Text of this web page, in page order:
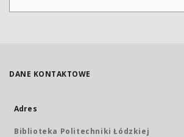
DANE KONTAKTOWE
Adres
Biblioteka Politechniki Łódzkiej